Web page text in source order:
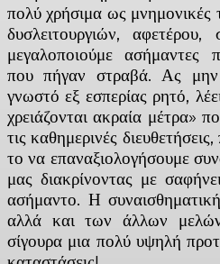
πολύ χρήσιμα ως μνημονικές
δυσλειτουργιών,
μεγαλοποιούμε ασήμαντες
που πήγαν στραβά. Ας μην
γνωστό εξ εσπερίας ρητό,
χρειάζονται ακραία μέτρα»
τις καθημερινές
το να επαναξιολογήσουμε
μας διακρίνοντας με
ασήμαντο. Η
αλλά και των άλλων μελών
σίγουρα μια πολύ υψηλή